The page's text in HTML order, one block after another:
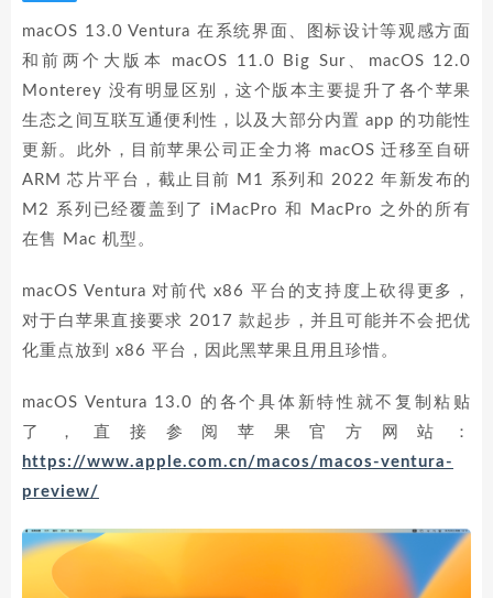
macOS 13.0 Ventura 在系统界面、图标设计等观感方面
和前两个大版本 macOS 11.0 Big Sur、macOS 12.0
Monterey 没有明显区别，这个版本主要提升了各个苹果
生态之间互联互通便利性，以及大部分内置 app 的功能性
更新。此外，目前苹果公司正全力将 macOS 迁移至自研
ARM 芯片平台，截止目前 M1 系列和 2022 年新发布的
M2 系列已经覆盖到了 iMacPro 和 MacPro 之外的所有
在售 Mac 机型。
macOS Ventura 对前代 x86 平台的支持度上砍得更多，
对于白苹果直接要求 2017 款起步，并且可能并不会把优
化重点放到 x86 平台，因此黑苹果且用且珍惜。
macOS Ventura 13.0 的各个具体新特性就不复制粘贴
了，直接参阅苹果官方网站：
https://www.apple.com.cn/macos/macos-ventura-
preview/